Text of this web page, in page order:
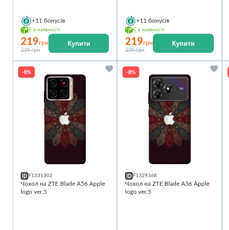
+11 бонусів
Є в наявності
219грн
239 грн
Купити
+11 бонусів
Є в наявності
219грн
239 грн
Купити
-8%
F1331302
Чохол на ZTE Blade A56 Apple
logo ver.5
-8%
F1329368
Чохол на ZTE Blade A36 Apple
logo ver.5